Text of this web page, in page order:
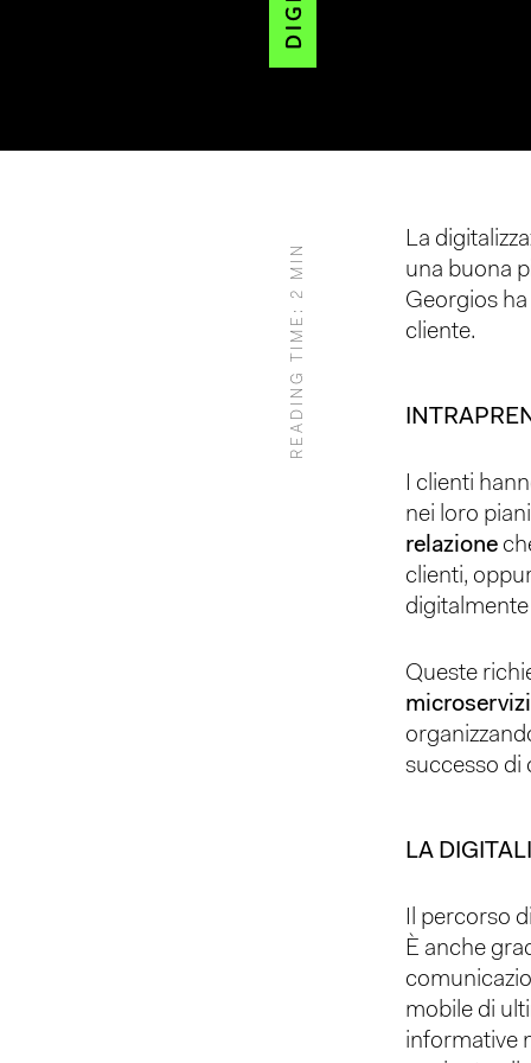
READING TIME: 2 MIN
La
una buona
Georgios
cliente.
I clienti
nei loro
relazione
clienti,
Queste
microservizi
successo di
LA
Il percorso
È anche
mobile di
informative